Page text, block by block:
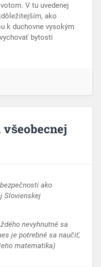
V tu uvedenej
ako
k duchovne vysokým
bytosti
ako
Slovienskej
nevyhnutné sa
je potrebné sa naučiť,
matematika)